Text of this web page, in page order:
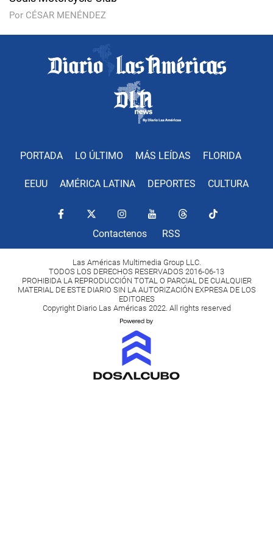
Por CÉSAR MENÉNDEZ
PORTADA LO ÚLTIMO MÁS LEÍDAS FLORIDA
EEUU AMÉRICA LATINA DEPORTES CULTURA
Contactenos RSS
Las Américas Multimedia Group LLC.
TODOS LOS DERECHOS RESERVADOS 2016-06-13
PROHIBIDA LA REPRODUCCIÓN TOTAL O PARCIAL DE CUALQUIER
MATERIAL DE ESTE DIARIO SIN LA AUTORIZACIÓN EXPRESA DE LOS
EDITORES
Copyright Diario Las Américas 2022. All rights reserved